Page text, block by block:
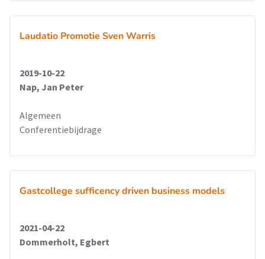
Laudatio Promotie Sven Warris
2019-10-22
Nap, Jan Peter
Algemeen
Conferentiebijdrage
Gastcollege sufficency driven business models
2021-04-22
Dommerholt, Egbert